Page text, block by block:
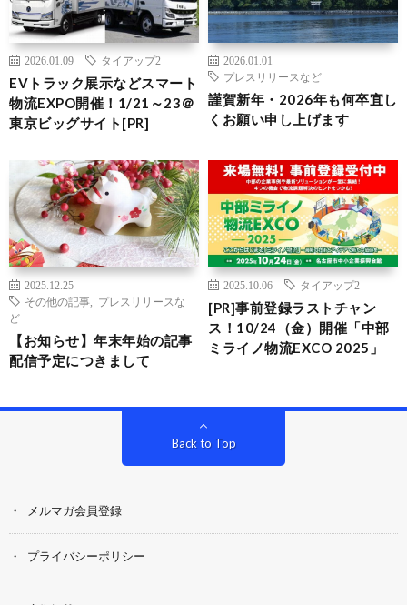
2026.01.09 タイアップ2
EVトラック展示などスマート
物流EXPO開催！1/21～23＠
東京ビッグサイト[PR]
2026.01.01
プレスリリースなど
謹賀新年・2026年も何卒宜し
くお願い申し上げます
2025.12.25
その他の記事
プレスリリースな
ど
【お知らせ】年末年始の記事
配信予定につきまして
2025.10.06 タイアップ2
[PR]事前登録ラストチャン
ス！10/24（金）開催「中部
ミライノ物流EXCO 2025」
Back to Top
メルマガ会員登録
プライバシーポリシー